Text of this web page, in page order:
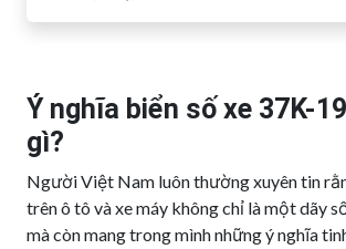
Ý nghĩa biển số xe 37K-
gì?
Người Việt Nam luôn thường xuyên tin
trên ô tô và xe máy không chỉ là một dãy
mà còn mang trong mình những ý nghĩa